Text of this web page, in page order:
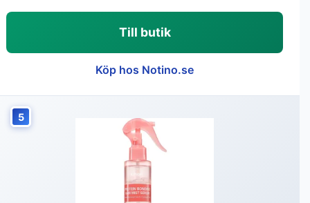
Till butik
Köp hos Notino.se
5